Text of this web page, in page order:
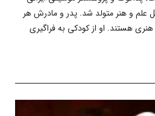
اهل علم و هنر متولد شد. پدر و مادرش هر
هستند. او از کودکی به فراگیری